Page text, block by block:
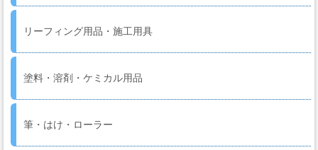
ン
ー
ト・
ン
ド
リーフィング用品・施工用具
塗料・溶剤・ケミカル用品
筆・はけ・ローラー